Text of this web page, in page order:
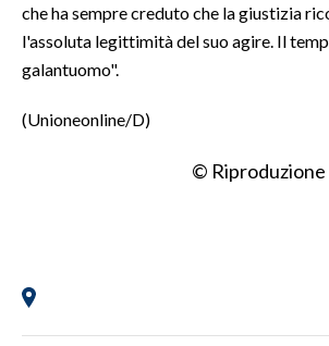
che ha sempre creduto che la giustizia
l'assoluta legittimità del suo agire. Il
galantuomo".
(Unioneonline/D)
©